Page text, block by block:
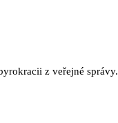
z veřejné správy.